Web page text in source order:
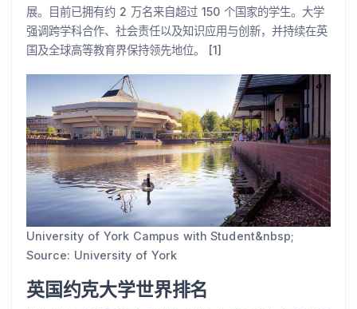
展。目前已拥有约 2 万名来自超过 150 个国家的学生。大学
强调跨学科合作、社会责任以及知识应用与创新，并持续在英
国及全球高等教育界保持领先地位。 [1]
University of York Campus with Student&nbsp;
Source: University of York
英国约克大学世界排名